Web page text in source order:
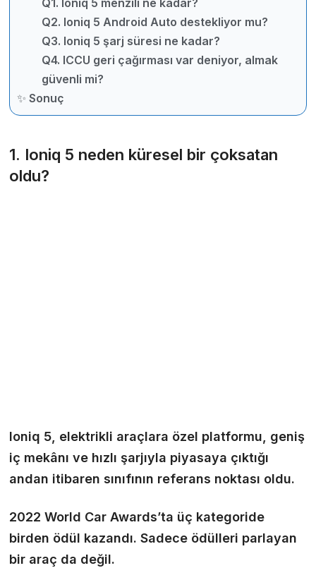
Q2. Ioniq 5 Android Auto destekliyor mu?
Q3. Ioniq 5 şarj süresi ne kadar?
Q4. ICCU geri çağırması var deniyor, almak
güvenli mi?
✨ Sonuç
1. Ioniq 5 neden küresel bir çoksatan
oldu?
Ioniq 5, elektrikli araçlara özel platformu, geniş
iç mekânı ve hızlı şarjıyla piyasaya çıktığı
andan itibaren sınıfının referans noktası oldu.
2022 World Car Awards’ta üç kategoride
birden ödül kazandı. Sadece ödülleri parlayan
bir araç da değil.